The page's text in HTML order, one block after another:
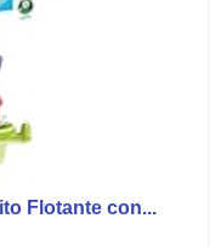
Flotante con...